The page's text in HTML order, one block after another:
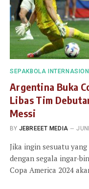
SEPAKBOLA
Argentina Buka
Libas Tim
Messi
BY JEBREEET MEDIA
Jika ingin sesuatu
dengan segala ingar-
Copa America 2024